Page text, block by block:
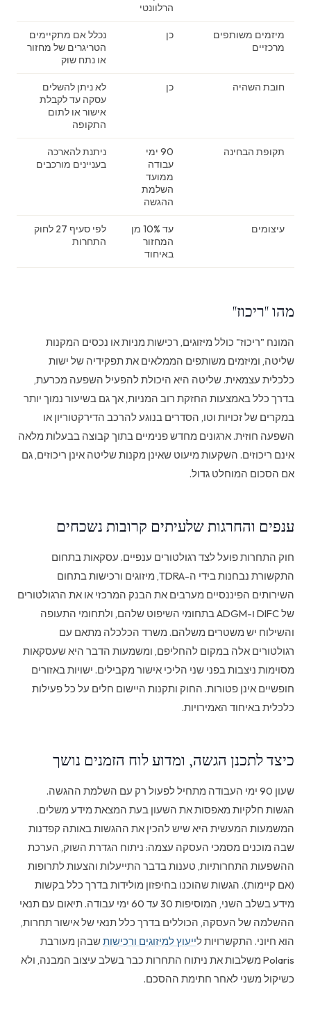
הרלוונטי
מיזמים משותפים
מרכזיים
כן
נכלל אם מתקיימים
הטריגרים של מחזור
או נתח שוק
חובת השהיה כן
לא ניתן להשלים
עסקה עד לקבלת
אישור או לתום
התקופה
תקופת הבחינה
90 ימי
עבודה
ממועד
השלמת
ההגשה
ניתנת להארכה
בעניינים מורכבים
עיצומים
עד 10% מן
המחזור
באיחוד
לפי סעיף 27 לחוק
התחרות
מהו "ריכוז"
המונח "ריכוז" כולל מיזוגים, רכישות מניות או נכסים המקנות
שליטה, ומיזמים משותפים הממלאים את תפקידיה של ישות
כלכלית עצמאית. שליטה היא היכולת להפעיל השפעה מכרעת,
בדרך כלל באמצעות החזקת רוב המניות, אך גם בשיעור נמוך יותר
במקרים של זכויות וטו, הסדרים בנוגע להרכב הדירקטוריון או
השפעה חוזית. ארגונים מחדש פנימיים בתוך קבוצה בבעלות מלאה
אינם ריכוזים. השקעות מיעוט שאינן מקנות שליטה אינן ריכוזים, גם
אם הסכום המוחלט גדול.
ענפים והחרגות שלעיתים קרובות נשכחים
חוק התחרות פועל לצד רגולטורים ענפיים. עסקאות בתחום
התקשורת נבחנות בידי ה-TDRA, מיזוגים ורכישות בתחום
השירותים הפיננסיים מערבים את הבנק המרכזי או את הרגולטורים
של DIFC ו-ADGM בתחומי השיפוט שלהם, ולתחומי התעופה
והשילוח יש משטרים משלהם. משרד הכלכלה מתאם עם
רגולטורים אלה במקום להחליפם, ומשמעות הדבר היא שעסקאות
מסוימות ניצבות בפני שני הליכי אישור מקבילים. ישויות באזורים
חופשיים אינן פטורות. החוק ותקנות היישום חלים על כל פעילות
כלכלית באיחוד האמירויות.
כיצד לתכנן הגשה, ומדוע לוח הזמנים נושך
שעון 90 ימי העבודה מתחיל לפעול רק עם השלמת ההגשה.
הגשות חלקיות מאפסות את השעון בעת המצאת מידע משלים.
המשמעות המעשית היא שיש להכין את ההגשות באותה קפדנות
שבה מוכנים מסמכי העסקה עצמה: ניתוח הגדרת השוק, הערכת
ההשפעות התחרותיות, טענות בדבר התייעלות והצעות לתרופות
(אם קיימות). הגשות שהוכנו בחיפזון מולידות בדרך כלל בקשות
מידע בשלב השני, המוסיפות 30 עד 60 ימי עבודה. תיאום עם תנאי
ההשלמה של העסקה, הכוללים בדרך כלל תנאי של אישור תחרות,
הוא חיוני. התקשרויות לייעוץ למיזוגים ורכישותשבהן מעורבת
Polaris משלבות את ניתוח התחרות כבר בשלב עיצוב המבנה, ולא
כשיקול משני לאחר חתימת ההסכם.